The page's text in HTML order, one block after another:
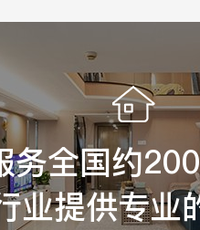
务全国约
业提供专业